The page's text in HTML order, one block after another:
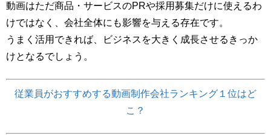
動画はただ商品・サービスのPRや採用募集だけに使えるわ
けではなく、会社全体にも影響を与える存在です。
うまく活用できれば、ビジネスを大きく成長させるきっか
けとなるでしょう。
従業員がおすすめする動画制作会社ランキング１位はど
こ？